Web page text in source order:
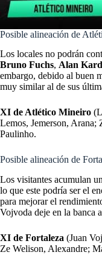
Posible alineación de
Los locales no podrán
Bruno Fuchs, Alan
embargo, debido al buen
muy similar al de sus
XI de Atlético Mineiro
Lemos, Jemerson,
Paulinho.
Posible alineación de
Los visitantes acumulan
lo que este podría ser el
para mejorar el
Vojvoda deje en la banca
XI de Fortaleza (Juan
Ze Welison, Alexandre;